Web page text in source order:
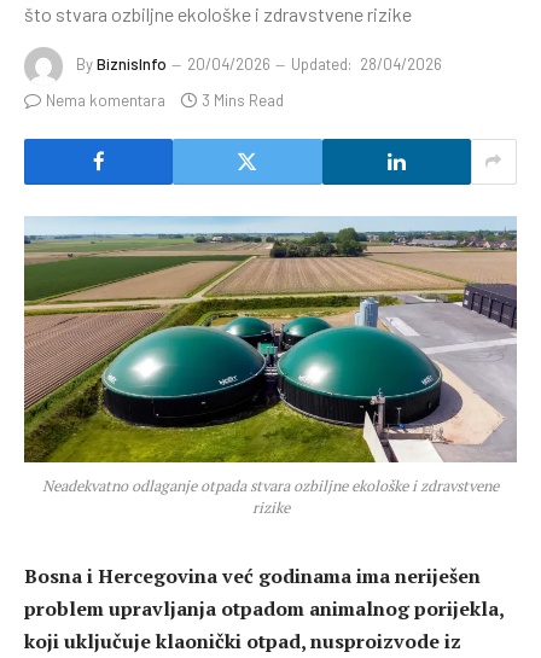
što stvara ozbiljne ekološke i zdravstvene rizike
ByBiznisInfo 20/04/2026 Updated: 28/04/2026
Nema komentara
3 Mins Read
Neadekvatno odlaganje otpada stvara ozbiljne ekološke i zdravstvene
rizike
Bosna i Hercegovina već godinama ima neriješen
problem upravljanja otpadom animalnog porijekla,
koji uključuje klaonički otpad, nusproizvode iz